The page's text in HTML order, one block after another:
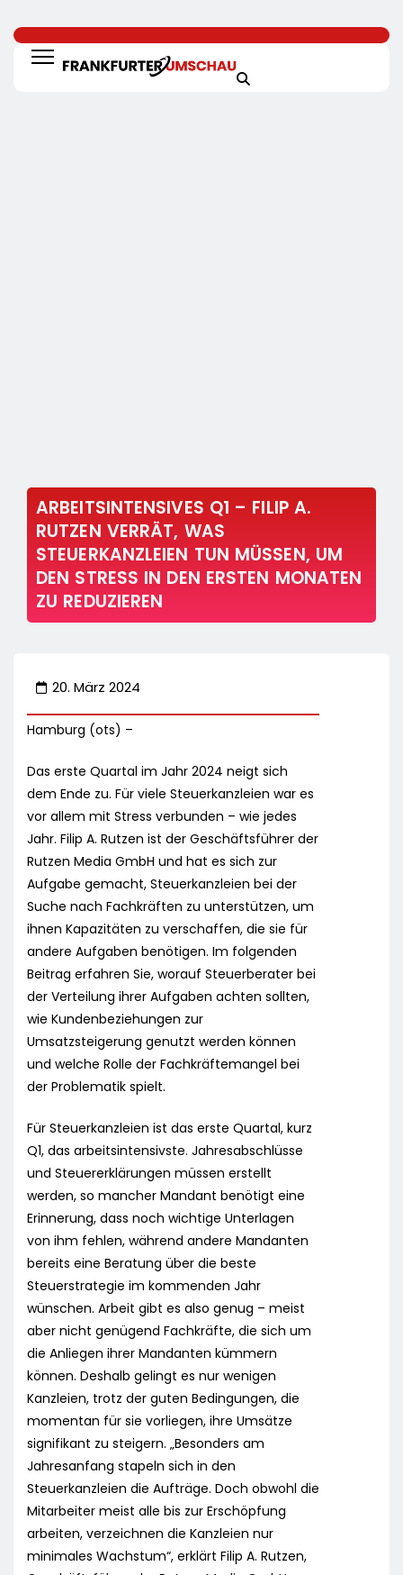
ARBEITSINTENSIVES Q1 – FILIP A.
RUTZEN VERRÄT, WAS
STEUERKANZLEIEN TUN MÜSSEN, UM
DEN STRESS IN DEN ERSTEN MONATEN
ZU REDUZIEREN
20. März 2024
Hamburg (ots) –
Das erste Quartal im Jahr 2024 neigt sich
dem Ende zu. Für viele Steuerkanzleien war es
vor allem mit Stress verbunden – wie jedes
Jahr. Filip A. Rutzen ist der Geschäftsführer der
Rutzen Media GmbH und hat es sich zur
Aufgabe gemacht, Steuerkanzleien bei der
Suche nach Fachkräften zu unterstützen, um
ihnen Kapazitäten zu verschaffen, die sie für
andere Aufgaben benötigen. Im folgenden
Beitrag erfahren Sie, worauf Steuerberater bei
der Verteilung ihrer Aufgaben achten sollten,
wie Kundenbeziehungen zur
Umsatzsteigerung genutzt werden können
und welche Rolle der Fachkräftemangel bei
der Problematik spielt.
Für Steuerkanzleien ist das erste Quartal, kurz
Q1, das arbeitsintensivste. Jahresabschlüsse
und Steuererklärungen müssen erstellt
werden, so mancher Mandant benötigt eine
Erinnerung, dass noch wichtige Unterlagen
von ihm fehlen, während andere Mandanten
bereits eine Beratung über die beste
Steuerstrategie im kommenden Jahr
wünschen. Arbeit gibt es also genug – meist
aber nicht genügend Fachkräfte, die sich um
die Anliegen ihrer Mandanten kümmern
können. Deshalb gelingt es nur wenigen
Kanzleien, trotz der guten Bedingungen, die
momentan für sie vorliegen, ihre Umsätze
signifikant zu steigern. „Besonders am
Jahresanfang stapeln sich in den
Steuerkanzleien die Aufträge. Doch obwohl die
Mitarbeiter meist alle bis zur Erschöpfung
arbeiten, verzeichnen die Kanzleien nur
minimales Wachstum“, erklärt Filip A. Rutzen,